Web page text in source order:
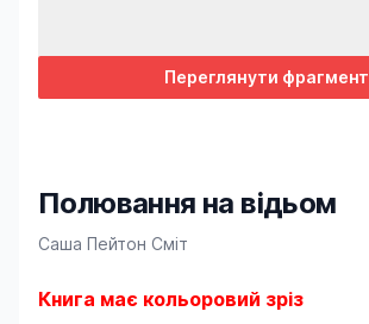
Переглянути фрагмент
Полювання на відьом
Product information
Саша Пейтон Сміт
Книга має кольоровий зріз